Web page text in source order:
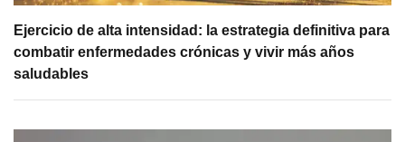
Ejercicio de alta intensidad: la estrategia definitiva para
combatir enfermedades crónicas y vivir más años
saludables